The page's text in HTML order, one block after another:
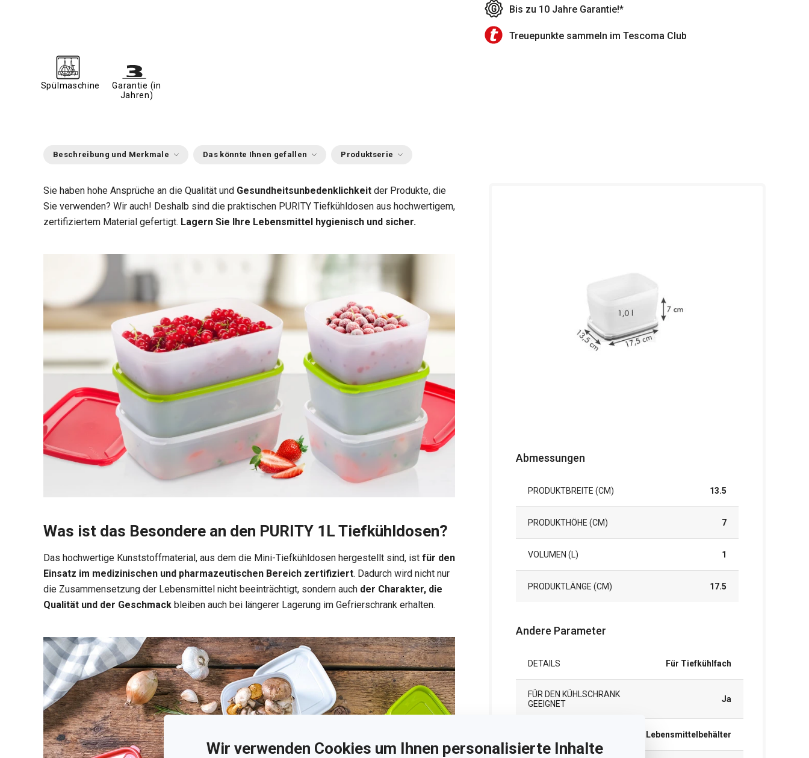
Wir verwenden Cookies um Ihnen personalisierte Inhalte
Bis zu 10 Jahre Garantie!*
Treuepunkte sammeln im Tescoma Club
Spülmaschine
Garantie (in
Jahren)
Beschreibung und Merkmale Das könnte Ihnen gefallen Produktserie
Sie haben hohe Ansprüche an die Qualität und Gesundheitsunbedenklichkeit der Produkte, die
Sie verwenden? Wir auch! Deshalb sind die praktischen PURITY Tiefkühldosen aus hochwertigem,
zertifiziertem Material gefertigt. Lagern Sie Ihre Lebensmittel hygienisch und sicher.
Was ist das Besondere an den PURITY 1L Tiefkühldosen?
Das hochwertige Kunststoffmaterial, aus dem die Mini-Tiefkühldosen hergestellt sind, ist für den
Einsatz im medizinischen und pharmazeutischen Bereich zertifiziert. Dadurch wird nicht nur
die Zusammensetzung der Lebensmittel nicht beeinträchtigt, sondern auch der Charakter, die
Qualität und der Geschmack bleiben auch bei längerer Lagerung im Gefrierschrank erhalten.
Abmessungen
PRODUKTBREITE (CM) 13.5
PRODUKTHÖHE (CM) 7
VOLUMEN (L) 1
PRODUKTLÄNGE (CM) 17.5
Andere Parameter
DETAILS Für Tiefkühlfach
FÜR DEN KÜHLSCHRANK
GEEIGNET
Ja
Lebensmittelbehälter